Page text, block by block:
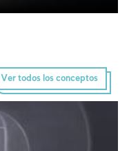
Ver todos los conceptos